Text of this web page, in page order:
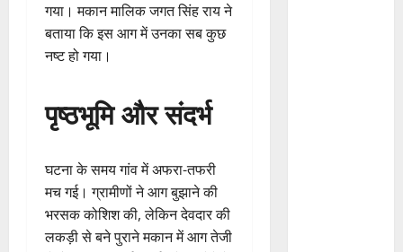
गया। मकान मालिक जगत सिंह राय ने
बताया कि इस आग में उनका सब कुछ
नष्ट हो गया।
पृष्ठभूमि और संदर्भ
घटना के समय गांव में अफरा-तफरी
मच गई। ग्रामीणों ने आग बुझाने की
भरसक कोशिश की, लेकिन देवदार की
लकड़ी से बने पुराने मकान में आग तेजी